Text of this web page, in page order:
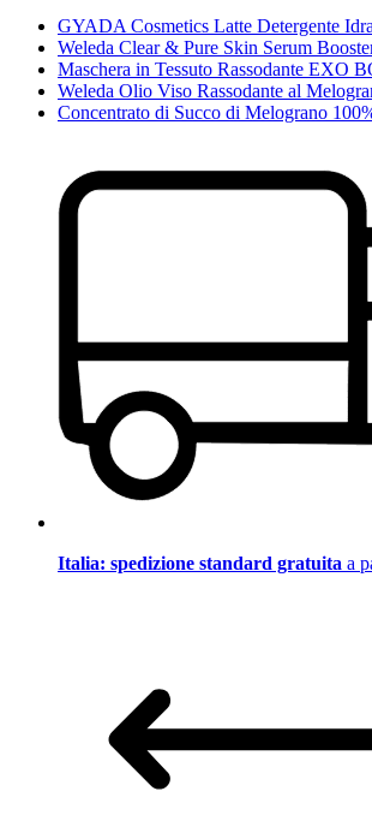
GYADA Cosmetics Latte Detergente
Weleda Clear & Pure Skin Serum
Maschera in Tessuto Rassodante EXO
Weleda Olio Viso Rassodante al
Concentrato di Succo di Melograno
Italia: spedizione standard gratuita a